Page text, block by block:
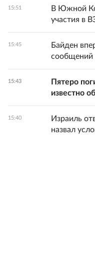
15:51
В Южной
участия в
15:45
Байден
сообщений
15:43
Пятеро
известно
15:40
Израиль
назвал